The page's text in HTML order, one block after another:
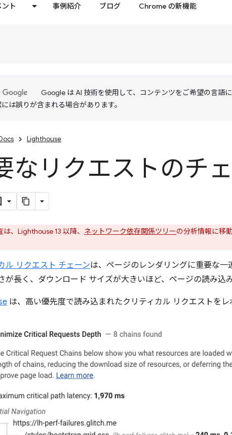
ント 事例紹介 ブログ Chrome の新機能
Google は AI 技術を使用して、コンテンツをご希望の言語
は誤りが含まれる場合があります。
Lighthouse
なリクエストのチ
は、Lighthouse 13 以降、 ネットワーク依存関係ツリーの分析情報に移
ル リクエスト チェーンは、ページのレンダリングに重要な一
が長く、ダウンロード サイズが大きいほど、ページの読み込
は、高い優先度で読み込まれたクリティカル リクエストをレ